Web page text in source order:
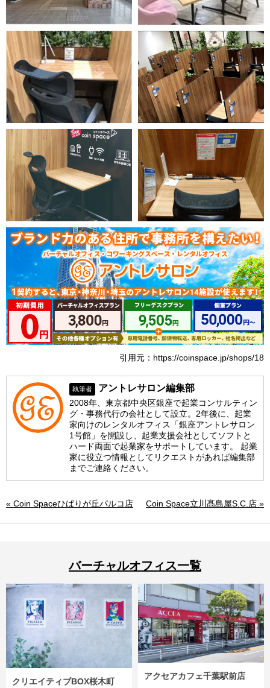
引用元：https://coinspace.jp/shops/18
執筆者 アントレサロン編集部
2008年、東京都中央区銀座で起業コンサルティン
グ・事務代行の会社として設立。2年後に、起業
家向けのレンタルオフィス「銀座アントレサロン
1号館」を開設し、起業支援会社としてソフトと
ハード両面で起業家をサポートしています。 起業
家に役立つ情報としてリクエストがあれば編集部
までご連絡ください。
« Coin Spaceひばりが丘パルコ店 Coin Space立川髙島屋S.C.店 »
バーチャルオフィス一覧
クリエイティブBOX桜木町
アクセアカフェ千葉駅前店